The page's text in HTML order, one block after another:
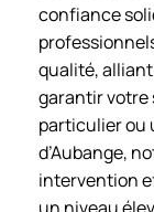
confiance
qualité,
garantir votre
particulier ou
d’Aubange,
intervention